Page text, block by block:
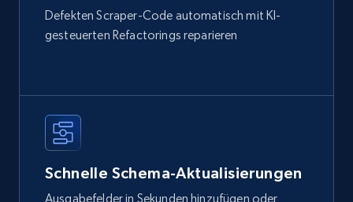
Defekten Scraper-Code automatisch mit KI-
gesteuerten Refactorings reparieren
Schnelle Schema-Aktualisierungen
Ausgabefelder in Sekunden hinzufügen oder